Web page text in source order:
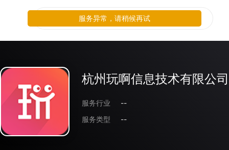
杭州玩啊信息技术有限公司
服务行业
--
服务类型
--
服务异常，请稍候再试